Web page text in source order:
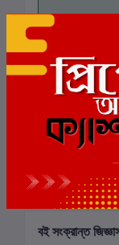
এই
সংশ্লিষ্ট বই
বই সংক্রান্ত